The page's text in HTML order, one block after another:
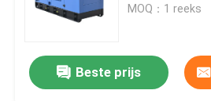
MOQ：1 reeks
Beste prijs